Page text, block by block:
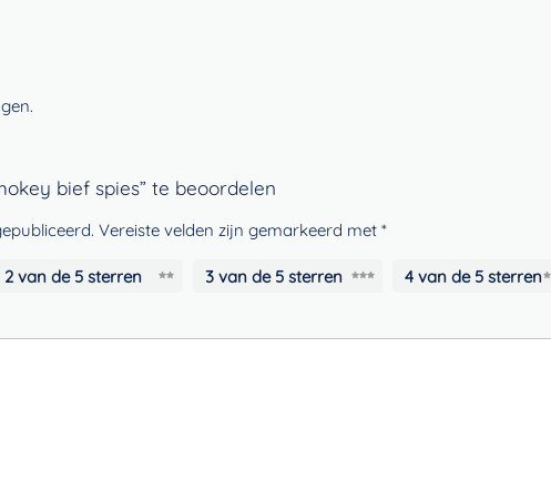
bief spies” te beoordelen
Vereiste velden zijn gemarkeerd met *
2 van de 5 sterren 3 van de 5 sterren 4 van de 5 sterren